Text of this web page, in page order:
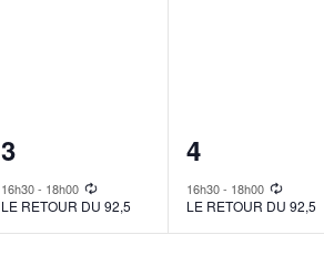
1
event,
3
16h30- 18h00
LE RETOUR DU 92,5
1
event,
4
16h30- 18h00
LE RETOUR DU 92,5